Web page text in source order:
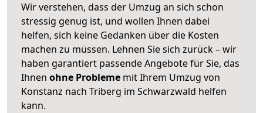
Wir verstehen, dass der Umzug an sich schon
stressig genug ist, und wollen Ihnen dabei
helfen, sich keine Gedanken über die Kosten
machen zu müssen. Lehnen Sie sich zurück – wir
haben garantiert passende Angebote für Sie, das
Ihnen ohne Probleme mit Ihrem Umzug von
Konstanz nach Triberg im Schwarzwald helfen
kann.